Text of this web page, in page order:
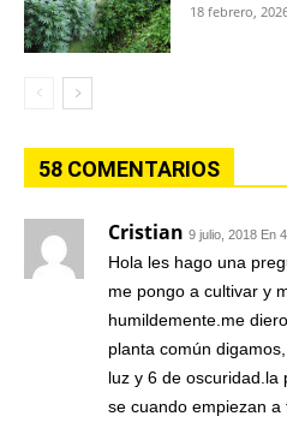
18 febrero,
58 COMENTARIOS
Cristian 9 julio, 2018 En
Hola les hago una
me pongo a cultivar y
humildemente.me
planta común
luz y 6 de oscuridad.la
se cuando empiezan